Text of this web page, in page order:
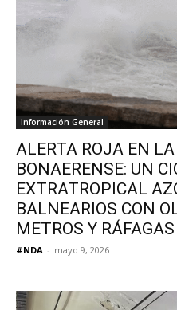
Información General
ALERTA ROJA EN
BONAERENSE: UN
EXTRATROPICAL
BALNEARIOS CON
METROS Y
#NDA - mayo 9, 2026